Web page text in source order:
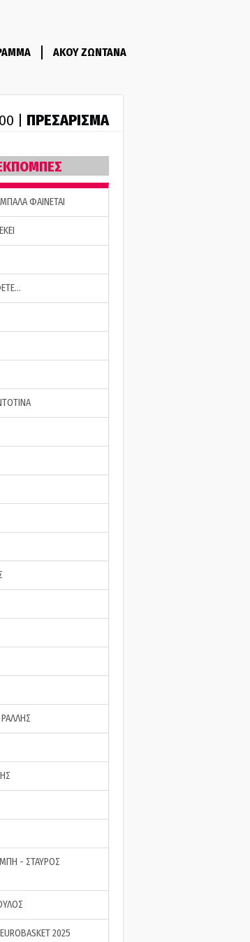
ΑΚΟΥ ΖΩΝΤΑΝΑ
| ΠΡΕΣΑΡΙΣΜΑ
ΦΑΙΝΕΤΑΙ
- ΣΤΑΥΡΟΣ
2025